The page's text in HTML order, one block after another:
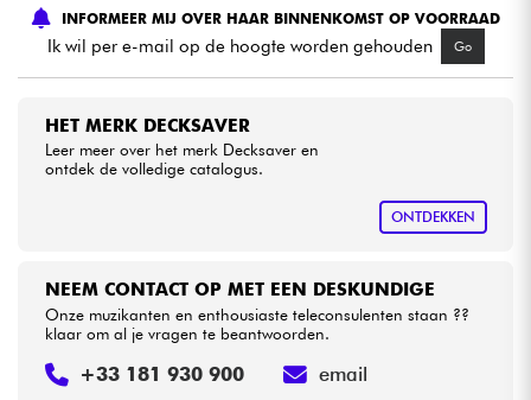
Kabels & toebehoren
HiFi
Sets
INFORMEER MIJ OVER HAAR BINNENKOMST OP VOORRAAD
Ik wil per e-mail op de hoogte worden gehouden Go
HET MERK DECKSAVER
Leer meer over het merk Decksaver en
ontdek de volledige catalogus.
ONTDEKKEN
NEEM CONTACT OP MET EEN DESKUNDIGE
Onze muzikanten en enthousiaste teleconsulenten staan ??
klaar om al je vragen te beantwoorden.
+33 181 930 900 email